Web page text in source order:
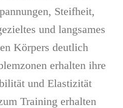
Steifheit,
und langsames
Körpers deutlich
erhalten ihre
und Elastizität
Training erhalten